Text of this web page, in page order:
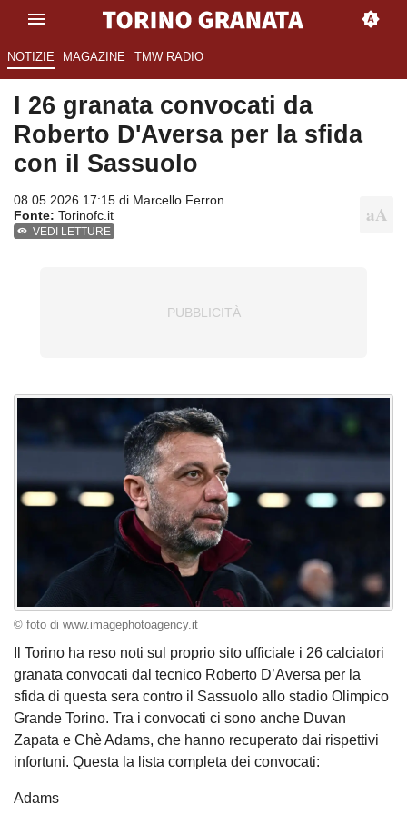
NOTIZIE MAGAZINE TMW RADIO
I 26 granata convocati da
Roberto D'Aversa per la sfida
con il Sassuolo
08.05.2026 17:15 di Marcello Ferron
Fonte: Torinofc.it
VEDI LETTURE
© foto di www.imagephotoagency.it
Il Torino ha reso noti sul proprio sito ufficiale i 26 calciatori
granata convocati dal tecnico Roberto D’Aversa per la
sfida di questa sera contro il Sassuolo allo stadio Olimpico
Grande Torino. Tra i convocati ci sono anche Duvan
Zapata e Chè Adams, che hanno recuperato dai rispettivi
infortuni. Questa la lista completa dei convocati:
Adams